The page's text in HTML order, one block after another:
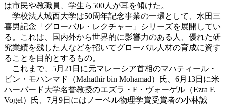
は市民や教職員、学生ら500人が耳を傾けた。
学校法人城西大学は50周年記念事業の一環として、水田三
喜男記念「グローバル・レクチャー」シリーズを展開してい
る。これは、国内外から世界的に影響力のある人、優れた研
究業績を残した人などを招いてグローバル人材の育成に資す
ることを目的とするもの。
これまで、5月21日に元マレーシア首相のマハティール・
ビン・モハンマド（Mahathir bin Mohamad）氏、6月13日に米
ハーバード大学名誉教授のエズラ・F・ヴォーゲル（Ezra F.
Vogel）氏、7月9日にはノーベル物理学賞受賞者の小林誠